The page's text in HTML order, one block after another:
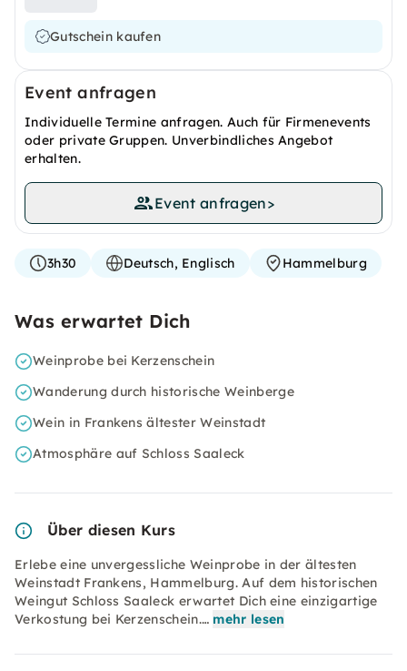
Gutschein kaufen
Event anfragen
Individuelle Termine anfragen. Auch für Firmenevents
oder private Gruppen. Unverbindliches Angebot
erhalten.
Event anfragen>
3h30 Deutsch, Englisch Hammelburg
Was erwartet Dich
Weinprobe bei Kerzenschein
Wanderung durch historische Weinberge
Wein in Frankens ältester Weinstadt
Atmosphäre auf Schloss Saaleck
Über diesen Kurs
Erlebe eine unvergessliche Weinprobe in der ältesten
Weinstadt Frankens, Hammelburg. Auf dem historischen
Weingut Schloss Saaleck erwartet Dich eine einzigartige
Verkostung bei Kerzenschein.… mehr lesen